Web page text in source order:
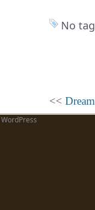
No
<<
WordPress